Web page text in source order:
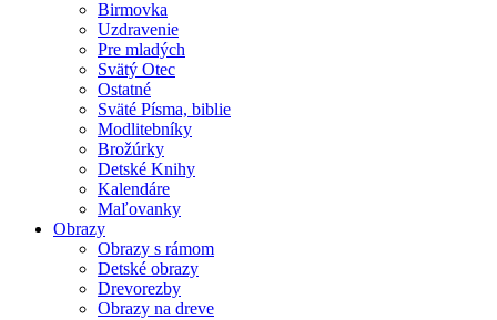
Birmovka
Uzdravenie
Pre mladých
Svätý Otec
Ostatné
Sväté Písma, biblie
Modlitebníky
Brožúrky
Detské Knihy
Kalendáre
Maľovanky
Obrazy
Obrazy s rámom
Detské obrazy
Drevorezby
Obrazy na dreve